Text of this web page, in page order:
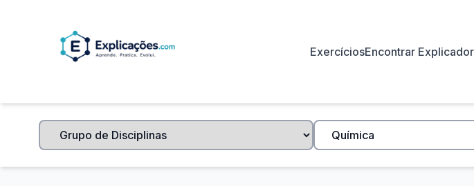
ExercíciosEncontrar Explicador